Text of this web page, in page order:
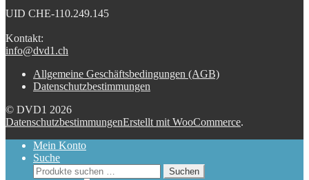
UID CHE-110.249.145
Kontakt:
info@dvd1.ch
Allgemeine Geschäftsbedingungen (AGB)
Datenschutzbestimmungen
© DVD1 2026
DatenschutzbestimmungenErstellt mit WooCommerce.
Mein Konto
Suche
Suchen
Suchen